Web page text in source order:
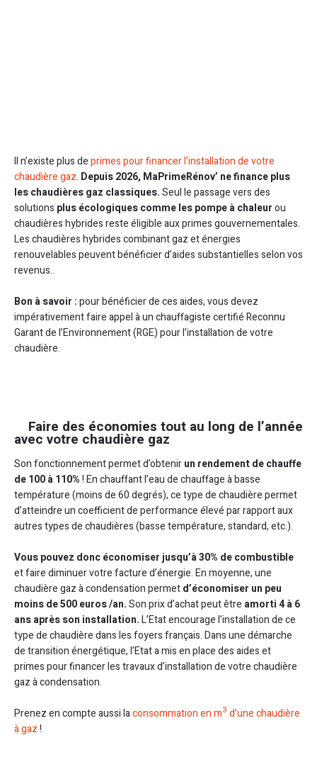
Il n’existe plus deprimes pour financer l’installation de votre
chaudière gaz. Depuis 2026, MaPrimeRénov’ ne finance plus
les chaudières gaz classiques.Seul le passage vers des
solutions plus écologiques comme les pompe à chaleurou
chaudières hybrides reste éligible aux primes gouvernementales.
Les chaudières hybrides combinant gaz et énergies
renouvelables peuvent bénéficier d’aides substantielles selon vos
revenus..
Bon à savoir :pour bénéficier de ces aides, vous devez
impérativement faire appel à un chauffagiste certifié Reconnu
Garant de l’Environnement (RGE) pour l’installation de votre
chaudière.
Faire des économies tout au long de l’année
avec votre chaudière gaz
Son fonctionnement permet d’obtenirun rendement de chauffe
de 100 à 110%! En chauffant l’eau de chauffage à basse
température (moins de 60 degrés), ce type de chaudière permet
d’atteindre un coefficient de performance élevé par rapport aux
autres types de chaudières (basse température, standard, etc.).
Vous pouvez donc économiser jusqu’à 30% de combustible
et faire diminuer votre facture d’énergie. En moyenne, une
chaudière gaz à condensation permetd’économiser un peu
moins de 500 euros /an.Son prix d’achat peut être amorti 4 à 6
ans après son installation.L’Etat encourage l’installation de ce
type de chaudière dans les foyers français. Dans une démarche
de transition énergétique, l’Etat a mis en place des aides et
primes pour financer les travaux d’installation de votre chaudière
gaz à condensation.
Prenez en compte aussi laconsommation en m3 d’une chaudière
à gaz!